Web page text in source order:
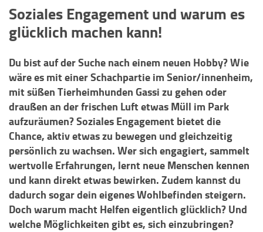
Soziales Engagement und warum es
glücklich machen kann!
Du bist auf der Suche nach einem neuen Hobby? Wie
wäre es mit einer Schachpartie im Senior/innenheim,
mit süßen Tierheimhunden Gassi zu gehen oder
draußen an der frischen Luft etwas Müll im Park
aufzuräumen? Soziales Engagement bietet die
Chance, aktiv etwas zu bewegen und gleichzeitig
persönlich zu wachsen. Wer sich engagiert, sammelt
wertvolle Erfahrungen, lernt neue Menschen kennen
und kann direkt etwas bewirken. Zudem kannst du
dadurch sogar dein eigenes Wohlbefinden steigern.
Doch warum macht Helfen eigentlich glücklich? Und
welche Möglichkeiten gibt es, sich einzubringen?